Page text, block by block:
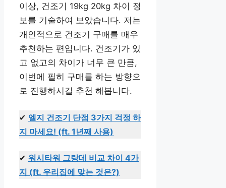
이상, 건조기 19kg 20kg 차이 정
보를 기술하여 보았습니다. 저는
개인적으로 건조기 구매를 매우
추천하는 편입니다. 건조기가 있
고 없고의 차이가 너무 큰 만큼,
이번에 필히 구매를 하는 방향으
로 진행하시길 추천 해봅니다.
✔ 엘지 건조기 단점 3가지 걱정 하
지 마세요! (ft. 1년째 사용)
✔ 워시타워 그랑데 비교 차이 4가
지 (ft. 우리집에 맞는 것은?)